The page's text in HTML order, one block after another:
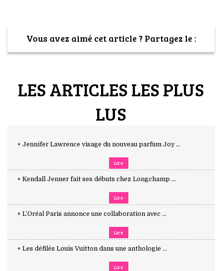
Vous avez aimé cet article ? Partagez le :
LES ARTICLES LES PLUS
LUS
+ Jennifer Lawrence visage du nouveau parfum Joy ...
Lire
+ Kendall Jenner fait ses débuts chez Longchamp ...
Lire
+ L’Oréal Paris annonce une collaboration avec ...
Lire
+ Les défilés Louis Vuitton dans une anthologie ...
Lire